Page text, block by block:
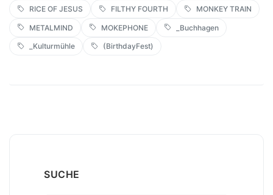
RICE OF JESUS FILTHY FOURTH MONKEY TRAIN
METALMIND MOKEPHONE _Buchhagen
_Kulturmühle (BirthdayFest)
SUCHE